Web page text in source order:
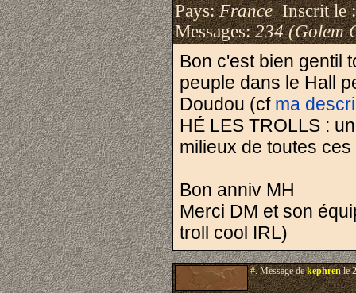
Pays:FranceInscrit le
Messages:234 (Golem
Bon c'est bien gentil
peuple dans le Hall
Doudou (cf ma
HÉ LES TROLLS :
milieux de toutes
Bon anniv MH
Merci DM et son
troll cool IRL)
#.Message dekephrenle